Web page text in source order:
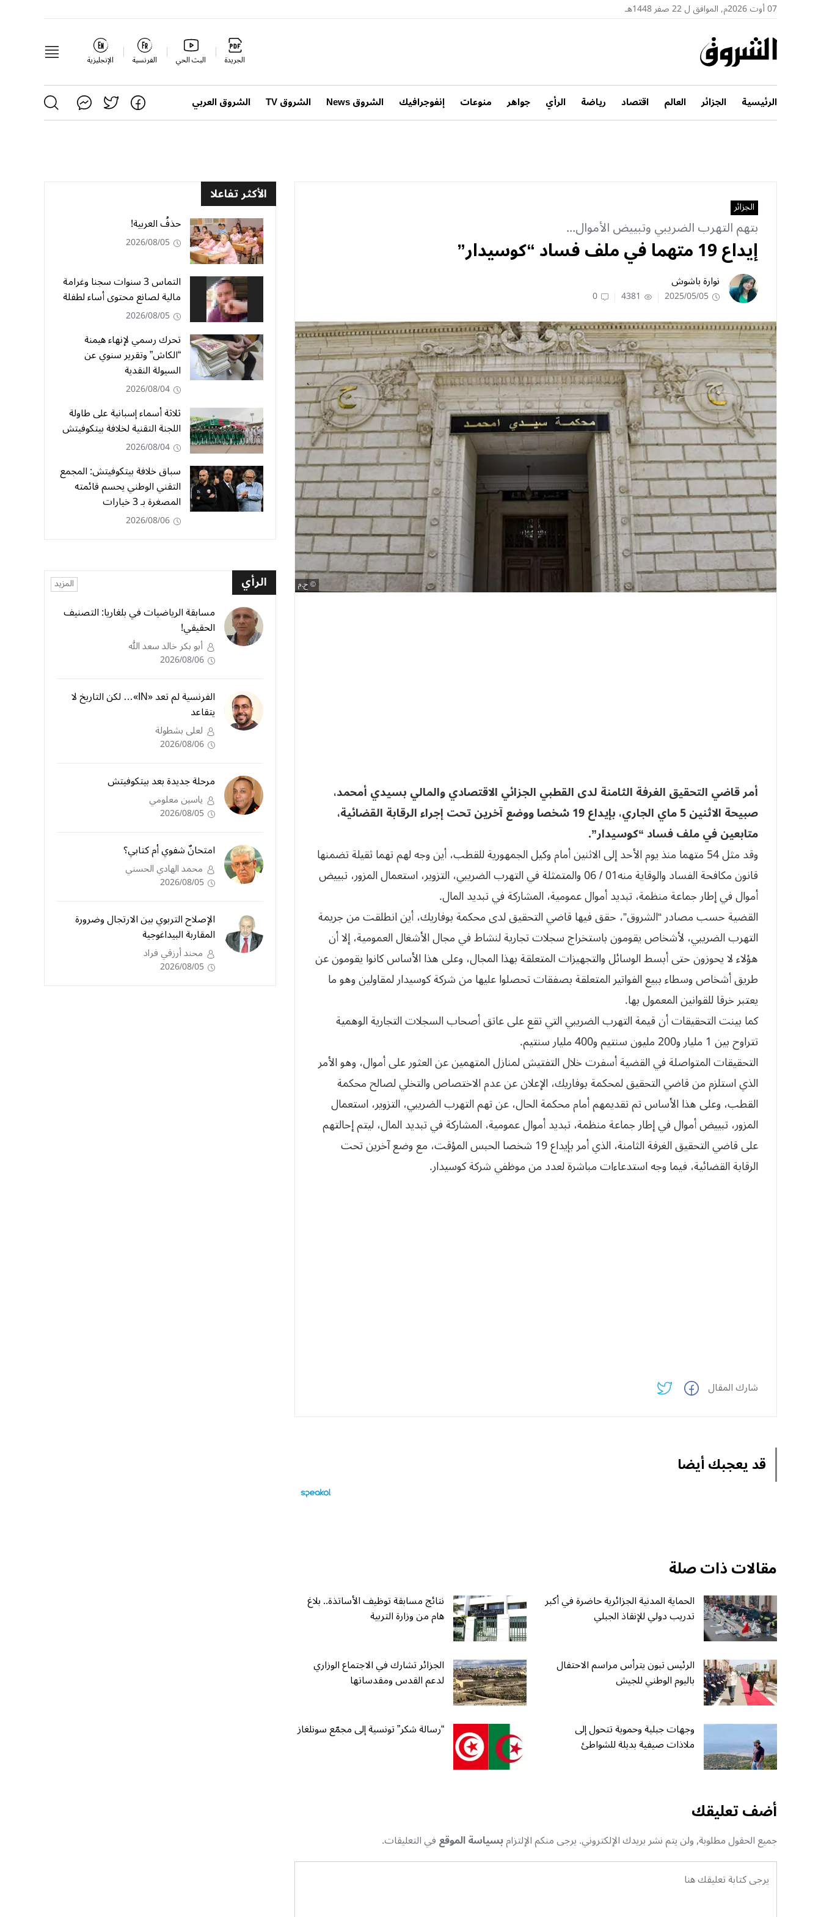
07 أوت 2026م, الموافق ل 22 صفر 1448هـ
الجريدة البث الحي الفرنسية الإنجليزية
الرئيسية الجزائر العالم اقتصاد رياضة الرأي جواهر منوعات إنفوجرافيك الشروق News الشروق TV الشروق العربي
الجزائر
بتهم التهرب الضريبي وتبييض الأموال...
إيداع 19 متهما في ملف فساد “كوسيدار”
نوارة باشوش
2025/05/05
4381
0
ح.م
أمر قاضي التحقيق الغرفة الثامنة لدى القطبي الجزائي الاقتصادي والمالي بسيدي أمحمد،
صبيحة الاثنين 5 ماي الجاري، بإيداع 19 شخصا ووضع آخرين تحت إجراء الرقابة القضائية،
متابعين في ملف فساد “كوسيدار”.
وقد مثل 54 متهما منذ يوم الأحد إلى الاثنين أمام وكيل الجمهورية للقطب، أين وجه لهم تهما ثقيلة تضمنها
قانون مكافحة الفساد والوقاية منه01 / 06 والمتمثلة في التهرب الضريبي، التزوير، استعمال المزور، تبييض
أموال في إطار جماعة منظمة، تبديد أموال عمومية، المشاركة في تبديد المال.
القضية حسب مصادر “الشروق”، حقق فيها قاضي التحقيق لدى محكمة بوفاريك، أين انطلقت من جريمة
التهرب الضريبي، لأشخاص يقومون باستخراج سجلات تجارية لنشاط في مجال الأشغال العمومية، إلا أن
هؤلاء لا يحوزون حتى أبسط الوسائل والتجهيزات المتعلقة بهذا المجال، وعلى هذا الأساس كانوا يقومون عن
طريق أشخاص وسطاء ببيع الفواتير المتعلقة بصفقات تحصلوا عليها من شركة كوسيدار لمقاولين وهو ما
يعتبر خرقا للقوانين المعمول بها.
كما بينت التحقيقات أن قيمة التهرب الضريبي التي تقع على عاتق أصحاب السجلات التجارية الوهمية
تتراوح بين 1 مليار و200 مليون سنتيم و400 مليار سنتيم.
التحقيقات المتواصلة في القضية أسفرت خلال التفتيش لمنازل المتهمين عن العثور على أموال، وهو الأمر
الذي استلزم من قاضي التحقيق لمحكمة بوفاريك، الإعلان عن عدم الاختصاص والتخلي لصالح محكمة
القطب، وعلى هذا الأساس تم تقديمهم أمام محكمة الحال، عن تهم التهرب الضريبي، التزوير، استعمال
المزور، تبييض أموال في إطار جماعة منظمة، تبديد أموال عمومية، المشاركة في تبديد المال، ليتم إحالتهم
على قاضي التحقيق الغرفة الثامنة، الذي أمر بإيداع 19 شخصا الحبس المؤقت، مع وضع آخرين تحت
الرقابة القضائية، فيما وجه استدعاءات مباشرة لعدد من موظفي شركة كوسيدار.
شارك المقال
قد يعجبك أيضا
مقالات ذات صلة
الحماية المدنية الجزائرية حاضرة في أكبر
تدريب دولي للإنقاذ الجبلي
نتائج مسابقة توظيف الأساتذة.. بلاغ
هام من وزارة التربية
الرئيس تبون يترأس مراسم الاحتفال
باليوم الوطني للجيش
الجزائر تشارك في الاجتماع الوزاري
لدعم القدس ومقدساتها
وجهات جبلية وحموية تتحول إلى
ملاذات صيفية بديلة للشواطئ
“رسالة شكر” تونسية إلى مجمّع سونلغاز
أضف تعليقك
جميع الحقول مطلوبة, ولن يتم نشر بريدك الإلكتروني. يرجى منكم الإلتزامبسياسة الموقعفي التعليقات.
الأكثر تفاعلا
حذفُ العربية!
2026/08/05
التماس 3 سنوات سجنا وغرامة
مالية لصانع محتوى أساء لطفلة
2026/08/05
تحرك رسمي لإنهاء هيمنة
“الكاش” وتقرير سنوي عن
السيولة النقدية
2026/08/04
ثلاثة أسماء إسبانية على طاولة
اللجنة التقنية لخلافة بيتكوفيتش
2026/08/04
سباق خلافة بيتكوفيتش: المجمع
التقني الوطني يحسم قائمته
المصغرة بـ 3 خيارات
2026/08/06
الرأي المزيد
مسابقة الرياضيات في بلغاريا: التصنيف
الحقيقي!
أبو بكر خالد سعد الله
2026/08/06
الفرنسية لم تعد «IN»… لكن التاريخ لا
يتقاعد
لعلى بشطولة
2026/08/06
مرحلة جديدة بعد بيتكوفيتش
ياسين معلومي
2026/08/05
امتحانٌ شفوي أم كتابي؟
محمد الهادي الحسني
2026/08/05
الإصلاح التربوي بين الارتجال وضرورة
المقاربة البيداغوجية
محند أرزقي فراد
2026/08/05